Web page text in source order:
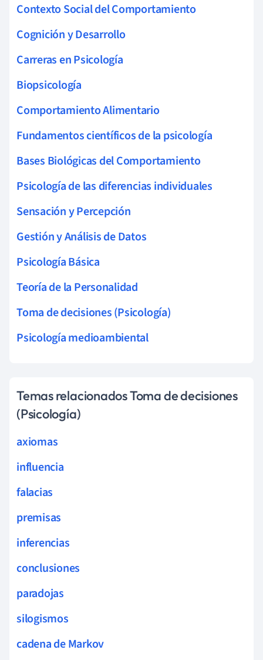
Contexto Social del Comportamiento
Cognición y Desarrollo
Carreras en Psicología
Biopsicología
Comportamiento Alimentario
Fundamentos científicos de la psicología
Bases Biológicas del Comportamiento
Psicología de las diferencias individuales
Sensación y Percepción
Gestión y Análisis de Datos
Psicología Básica
Teoría de la Personalidad
Toma de decisiones (Psicología)
Psicología medioambiental
Temas relacionados Toma de decisiones
(Psicología)
axiomas
influencia
falacias
premisas
inferencias
conclusiones
paradojas
silogismos
cadena de Markov